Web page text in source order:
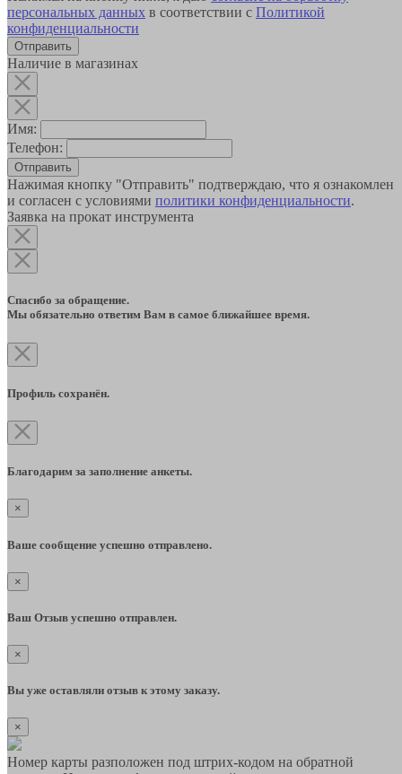
персональных данных в соответствии с Политикой
конфиденциальности
Наличие в магазинах
Имя:
Телефон:
Отправить
Нажимая кнопку "Отправить" подтверждаю, что я ознакомлен
и согласен с условиями политики конфиденциальности.
Заявка на прокат инструмента
Спасибо за обращение.
Мы обязательно ответим Вам в самое ближайшее время.
Профиль сохранён.
Благодарим за заполнение анкеты.
×
Ваше сообщение успешно отправлено.
×
Ваш Отзыв успешно отправлен.
×
Вы уже оставляли отзыв к этому заказу.
×
Номер карты разположен под штрих-кодом на обратной